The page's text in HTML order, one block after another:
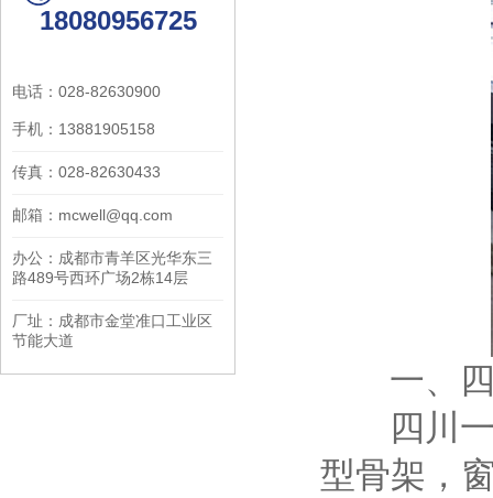
18080956725
电话：028-82630900
手机：13881905158
传真：028-82630433
邮箱：mcwell@qq.com
办公：成都市青羊区光华东三
路489号西环广场2栋14层
厂址：成都市金堂准口工业区
节能大道
一、四
四川一
型骨架，